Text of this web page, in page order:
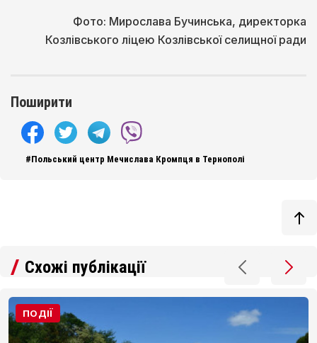
Фото: Мирослава Бучинська, директорка
Козлівського ліцею Козлівської селищної ради
Поширити
#Польський центр Мечислава Кромпця в Тернополі
Схожі публікації
ПОДІЇ